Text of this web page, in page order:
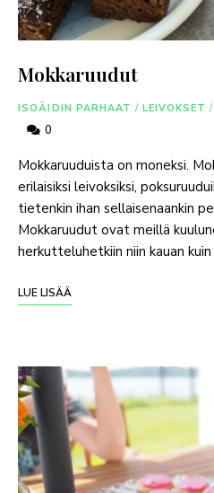
Mokkaruudut
ISOÄIDIN PARHAAT / LEIVOKSET /
0
Mokkaruuduista on moneksi.
erilaisiksi leivoksiksi,
tietenkin ihan sellaisenaankin
Mokkaruudut ovat meillä
herkutteluhetkiin niin kauan
LUE LISÄÄ